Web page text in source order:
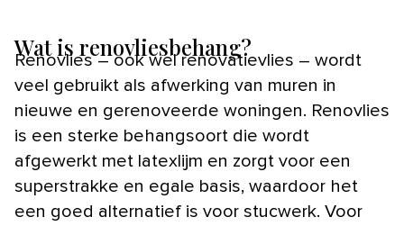
Wat is renovliesbehang?
Renovlies – ook wel renovatievlies – wordt
veel gebruikt als afwerking van muren in
nieuwe en gerenoveerde woningen. Renovlies
is een sterke behangsoort die wordt
afgewerkt met latexlijm en zorgt voor een
superstrakke en egale basis, waardoor het
een goed alternatief is voor stucwerk. Voor